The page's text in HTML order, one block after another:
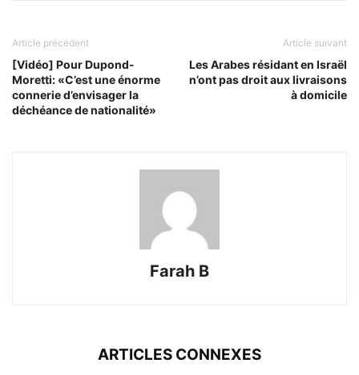
Article précédent
[Vidéo] Pour Dupond-
Moretti: «C’est une énorme
connerie d’envisager la
déchéance de nationalité»
Article suivant
Les Arabes résidant en Israël
n’ont pas droit aux livraisons
à domicile
Farah B
ARTICLES CONNEXES